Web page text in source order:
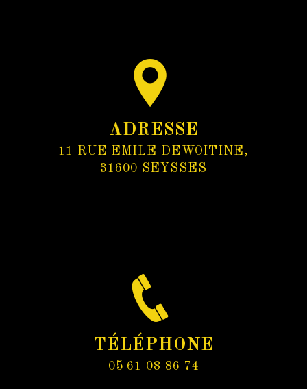
ADRESSE
11 RUE EMILE DEWOITINE,
31600 SEYSSES
TÉLÉPHONE
05 61 08 86 74